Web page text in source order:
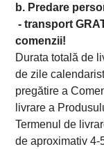
b. Predare
- transport
comenzii!
Durata totală de
de zile
pregătire a
livrare a
Termenul de
de aproximativ 4-